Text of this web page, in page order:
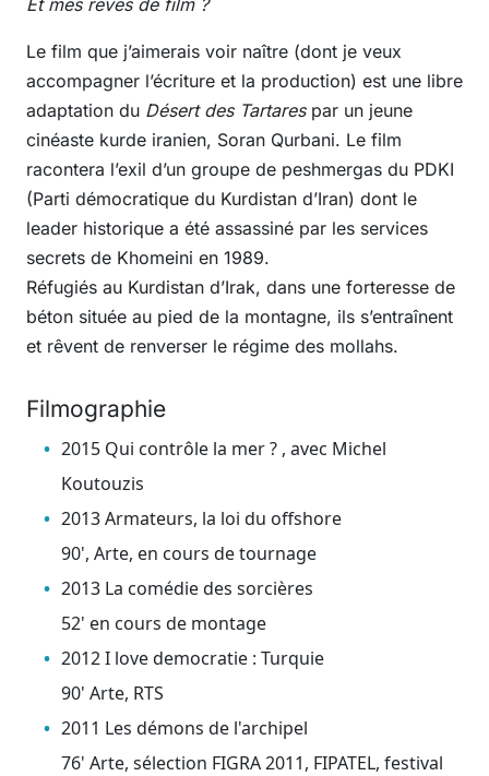
Le film que j’aimerais voir naître (dont je veux
accompagner l’écriture et la production) est une libre
adaptation du Désert des Tartarespar un jeune
cinéaste kurde iranien, Soran Qurbani. Le film
racontera l’exil d’un groupe de peshmergas du PDKI
(Parti démocratique du Kurdistan d’Iran) dont le
leader historique a été assassiné par les services
secrets de Khomeini en 1989.
Réfugiés au Kurdistan d’Irak, dans une forteresse de
béton située au pied de la montagne, ils s’entraînent
et rêvent de renverser le régime des mollahs.
Filmographie
2015 Qui contrôle la mer ? , avec Michel
Koutouzis
2013 Armateurs, la loi du offshore
90', Arte, en cours de tournage
2013 La comédie des sorcières
52' en cours de montage
2012 I love democratie : Turquie
90' Arte, RTS
2011 Les démons de l'archipel
76' Arte, sélection FIGRA 2011, FIPATEL, festival